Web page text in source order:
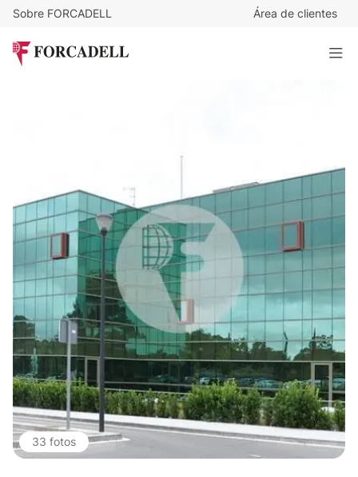
Sobre FORCADELL Área de clientes
VALLSOLANA BUSINESS PARK
750 m²
33 fotos